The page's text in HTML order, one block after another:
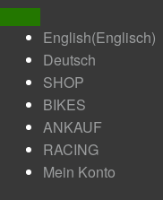
English(Englisch)
Deutsch
SHOP
BIKES
ANKAUF
RACING
Mein Konto